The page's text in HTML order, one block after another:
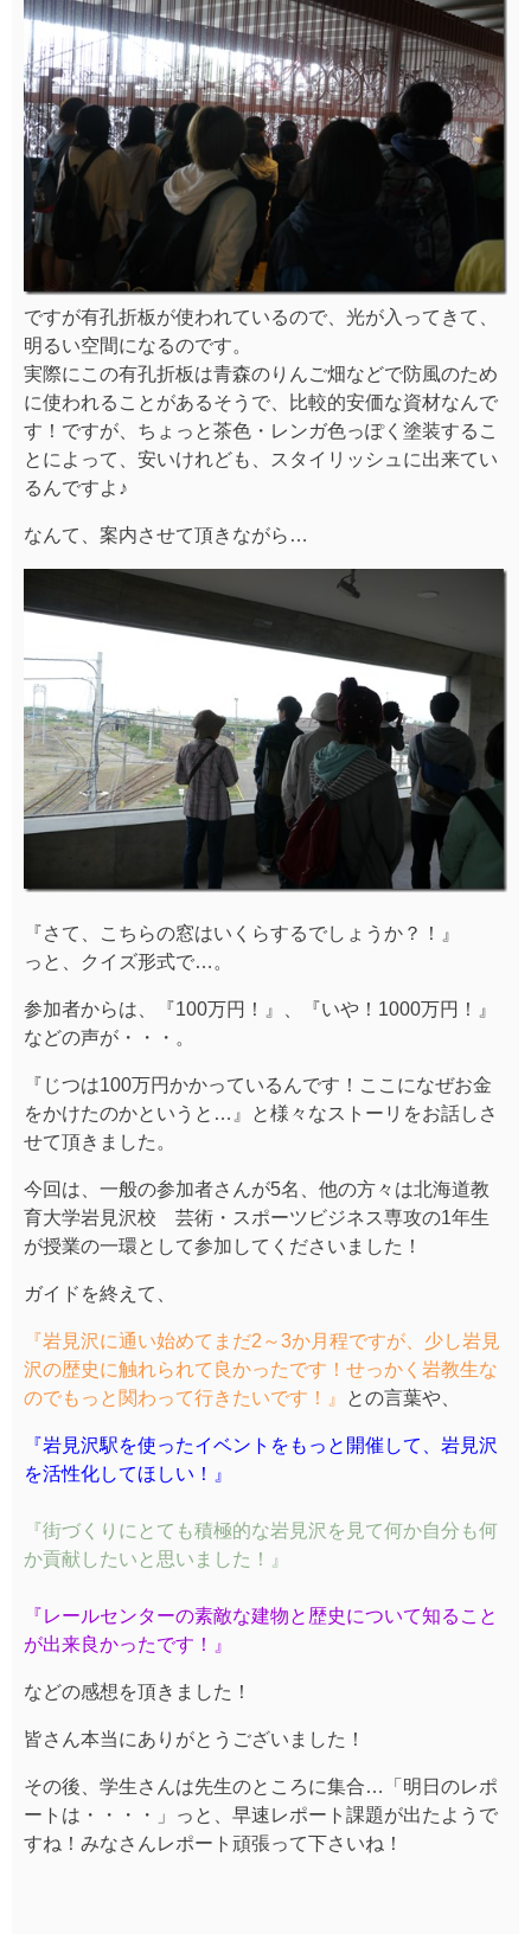
ですが有孔折板が使われているので、光が入ってきて、
明るい空間になるのです。
実際にこの有孔折板は青森のりんご畑などで防風のため
に使われることがあるそうで、比較的安価な資材なんで
す！ですが、ちょっと茶色・レンガ色っぽく塗装するこ
とによって、安いけれども、スタイリッシュに出来てい
るんですよ♪
なんて、案内させて頂きながら…
『さて、こちらの窓はいくらするでしょうか？！』
っと、クイズ形式で…。
参加者からは、『100万円！』、『いや！1000万円！』
などの声が・・・。
『じつは100万円かかっているんです！ここになぜお金
をかけたのかというと…』と様々なストーリをお話しさ
せて頂きました。
今回は、一般の参加者さんが5名、他の方々は北海道教
育大学岩見沢校 芸術・スポーツビジネス専攻の1年生
が授業の一環として参加してくださいました！
ガイドを終えて、
『岩見沢に通い始めてまだ2～3か月程ですが、少し岩見
沢の歴史に触れられて良かったです！せっかく岩教生な
のでもっと関わって行きたいです！』
との言葉や、
『岩見沢駅を使ったイベントをもっと開催して、岩見沢
を活性化してほしい！』
『街づくりにとても積極的な岩見沢を見て何か自分も何
か貢献したいと思いました！』
『レールセンターの素敵な建物と歴史について知ること
が出来良かったです！』
などの感想を頂きました！
皆さん本当にありがとうございました！
その後、学生さんは先生のところに集合…「明日のレポ
ートは・・・・」っと、早速レポート課題が出たようで
すね！みなさんレポート頑張って下さいね！